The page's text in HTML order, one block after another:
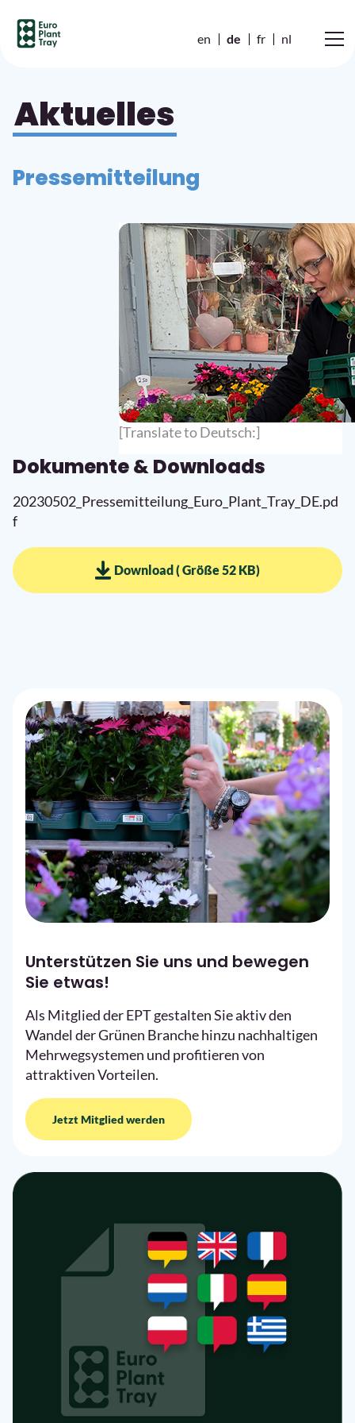
en de fr nl
Aktuelles
Pressemitteilung
[Translate to Deutsch:]
Dokumente & Downloads
20230502_Pressemitteilung_Euro_Plant_Tray_DE.pd
f
Download ( Größe 52 KB)
Unterstützen Sie uns und bewegen
Sie etwas!
Als Mitglied der EPT gestalten Sie aktiv den
Wandel der Grünen Branche hinzu nachhaltigen
Mehrwegsystemen und profitieren von
attraktiven Vorteilen.
Jetzt Mitglied werden